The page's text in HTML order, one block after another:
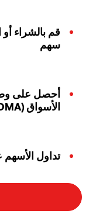
سهم
أحصل على
الأسواق (DMA)
تداول الأسهم